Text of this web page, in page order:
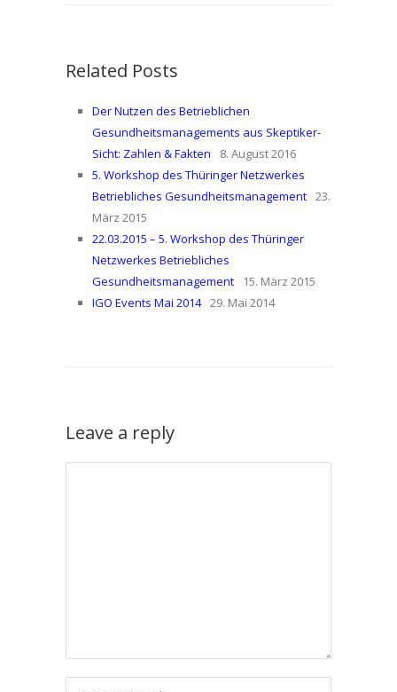
Related Posts
Der Nutzen des Betrieblichen
Gesundheitsmanagements aus Skeptiker-
Sicht: Zahlen & Fakten
8. August 2016
5. Workshop des Thüringer Netzwerkes
Betriebliches Gesundheitsmanagement 23.
März 2015
22.03.2015 – 5. Workshop des Thüringer
Netzwerkes Betriebliches
Gesundheitsmanagement
15. März 2015
IGO Events Mai 2014 29. Mai 2014
Leave a reply